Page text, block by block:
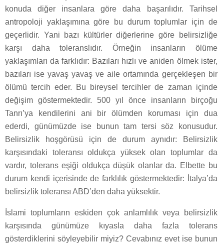
konuda diğer insanlara göre daha başarılıdır. Tarihsel
antropoloji yaklaşımına göre bu durum toplumlar için de
geçerlidir. Yani bazı kültürler diğerlerine göre belirsizliğe
karşı daha toleranslıdır. Örneğin insanların ölüme
yaklaşımları da farklıdır: Bazıları hızlı ve aniden ölmek ister,
bazıları ise yavaş yavaş ve aile ortamında gerçekleşen bir
ölümü tercih eder. Bu bireysel tercihler de zaman içinde
değişim göstermektedir. 500 yıl önce insanların birçoğu
Tanrı’ya kendilerini ani bir ölümden koruması için dua
ederdi, günümüzde ise bunun tam tersi söz konusudur.
Belirsizlik hoşgörüsü için de durum aynıdır: Belirsizlik
karşısındaki toleransı oldukça yüksek olan toplumlar da
vardır, tolerans eşiği oldukça düşük olanlar da. Elbette bu
durum kendi içerisinde de farklılık göstermektedir: İtalya’da
belirsizlik toleransı ABD’den daha yüksektir.
İslami toplumların eskiden çok anlamlılık veya belirsizlik
karşısında günümüze kıyasla daha fazla tolerans
gösterdiklerini söyleyebilir miyiz? Cevabınız evet ise bunun